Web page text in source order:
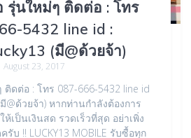
รุ่นใหม่ๆ ติดต่อ : โทร
5432 line id :
(มี@ด้วยจ้า)
August 23, 2017
ดต่อ : โทร 087-666-5432 line id
มี@ด้วยจ้า) หากท่านกำลังต้องการ
เป็นเงินสด รวดเร็วที่สุด อย่าเพิ่ง
บ !! LUCKY13 MOBILE รับซื้อทุก